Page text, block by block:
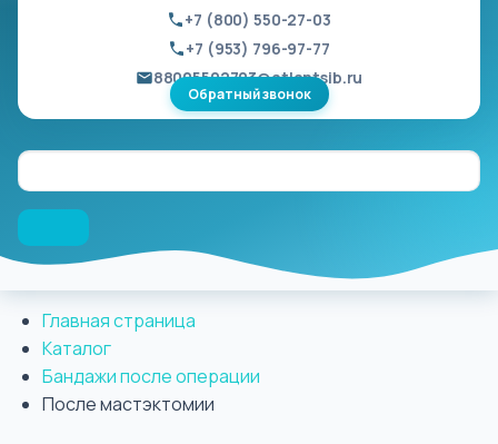
+7 (800) 550-27-03
+7 (953) 796-97-77
88005502703@atlantsib.ru
Обратный звонок
Главная страница
Каталог
Бандажи после операции
После мастэктомии